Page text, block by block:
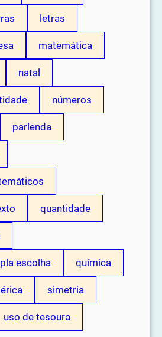
letras
matemática
natal
números
parlenda
quantidade
escolha química
simetria
uso de tesoura